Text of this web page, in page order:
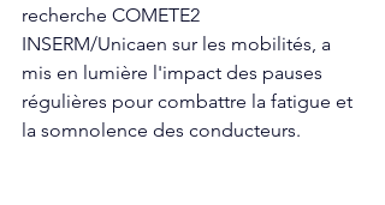
recherche COMETE2
INSERM/Unicaen sur les mobilités, a
mis en lumière l'impact des pauses
régulières pour combattre la fatigue et
la somnolence des conducteurs.